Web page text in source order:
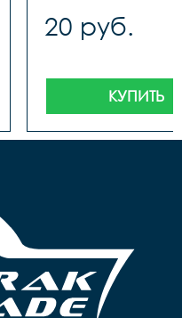
20 руб.
КУПИТЬ